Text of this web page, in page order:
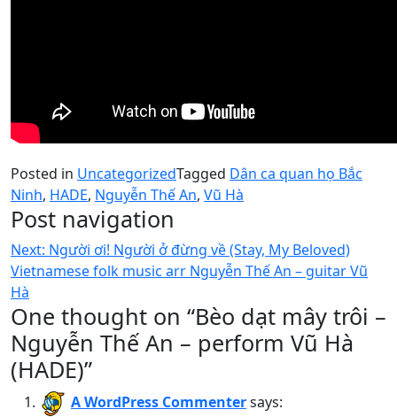
Posted in UncategorizedTagged Dân ca quan họ Bắc
Ninh, HADE, Nguyễn Thế An, Vũ Hà
Post navigation
Next: Người ơi! Người ở đừng về (Stay, My Beloved)
Vietnamese folk music arr Nguyễn Thế An – guitar Vũ
Hà
One thought on “Bèo dạt mây trôi –
Nguyễn Thế An – perform Vũ Hà
(HADE)”
A WordPress Commentersays: